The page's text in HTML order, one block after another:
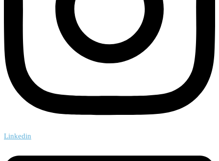
Linkedin